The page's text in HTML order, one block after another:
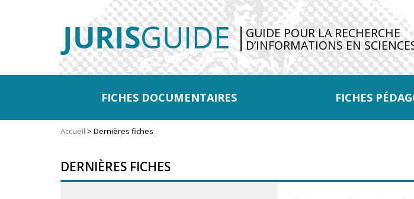
GUIDE POUR LA RECHERCHE
D’INFORMATIONS EN
FICHES DOCUMENTAIRES FICHES
Accueil > Dernières fiches
DERNIÈRES FICHES